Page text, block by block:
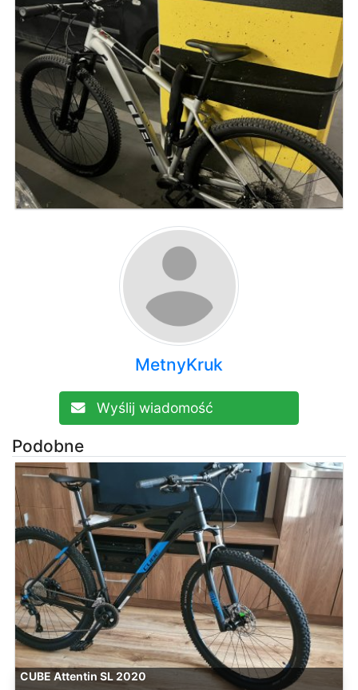
MetnyKruk
Wyślij wiadomość
Podobne
CUBE Attentin SL 2020